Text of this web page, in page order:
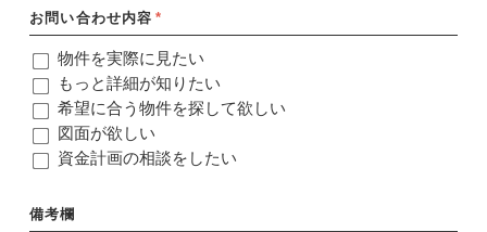
お問い合わせ内容 *
物件を実際に見たい
もっと詳細が知りたい
希望に合う物件を探して欲しい
図面が欲しい
資金計画の相談をしたい
備考欄